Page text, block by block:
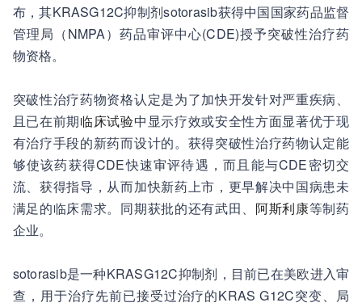
布，其KRASG12C抑制剂sotorasib获得中国国家药品监督
管理局（NMPA）药品审评中心(CDE)授予突破性治疗药
物资格。
突破性治疗药物资格认定是为了加快开发针对严重疾病、
且已在前期临床试验中显示疗效或安全性方面显著优于现
有治疗手段的新药而设计的。获得突破性治疗药物认定能
够使该药获得CDE快速审评待遇，而且能与CDE密切交
流、获得指导，从而加快新药上市，更早解决中国病患未
满足的临床需求。同期获批的还有武田、 阿斯利康等制药
企业。
sotorasib是一种KRASG12C抑制剂，目前已在美欧进入审
查，用于治疗先前已接受过治疗的KRAS G12C突变、局